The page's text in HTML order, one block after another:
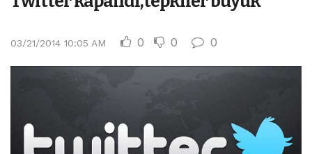
03/21/2014 10:05 AM 0 0 0